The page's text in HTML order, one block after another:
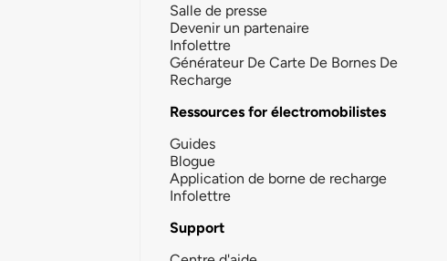
Salle de presse
Devenir un partenaire
Infolettre
Générateur De Carte De Bornes De
Recharge
Ressources for électromobilistes
Guides
Blogue
Application de borne de recharge
Infolettre
Support